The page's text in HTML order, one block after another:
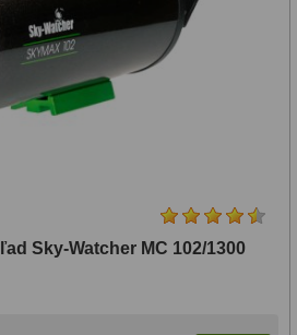
Sky-Watcher MC 102/1300